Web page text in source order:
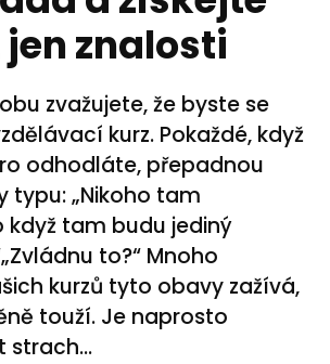
znalosti
zvažujete, že byste se
kurz. Pokaždé, když
odhodláte, přepadnou
typu: „Nikoho tam
když tam budu jediný
to?“ Mnoho
kurzů tyto obavy zažívá,
touží. Je naprosto
strach...